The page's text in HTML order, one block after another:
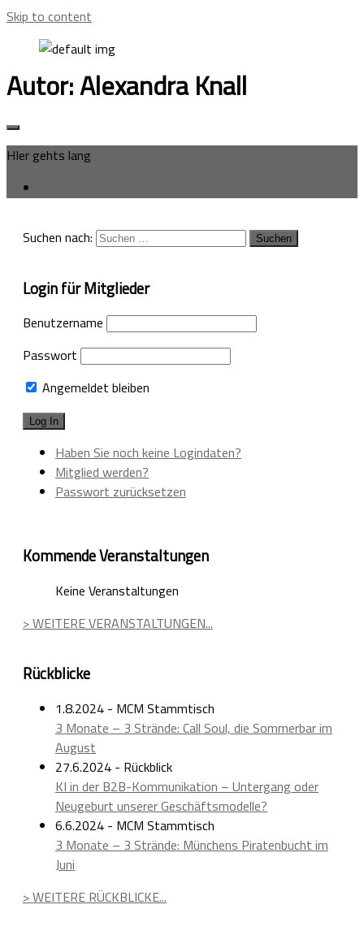
Skip to content
Autor:Alexandra Knall
HIer gehts lang
Suchen nach:
Login für Mitglieder
Benutzername
Passwort
Angemeldet bleiben
Haben Sie noch keine Logindaten?
Mitglied werden?
Passwort zurücksetzen
Kommende Veranstaltungen
Keine Veranstaltungen
> WEITERE VERANSTALTUNGEN...
Rückblicke
1.8.2024 - MCM Stammtisch
3 Monate – 3 Strände: Call Soul, die Sommerbar im
August
27.6.2024 - Rückblick
KI in der B2B-Kommunikation – Untergang oder
Neugeburt unserer Geschäftsmodelle?
6.6.2024 - MCM Stammtisch
3 Monate – 3 Strände: Münchens Piratenbucht im
Juni
> WEITERE RÜCKBLICKE...